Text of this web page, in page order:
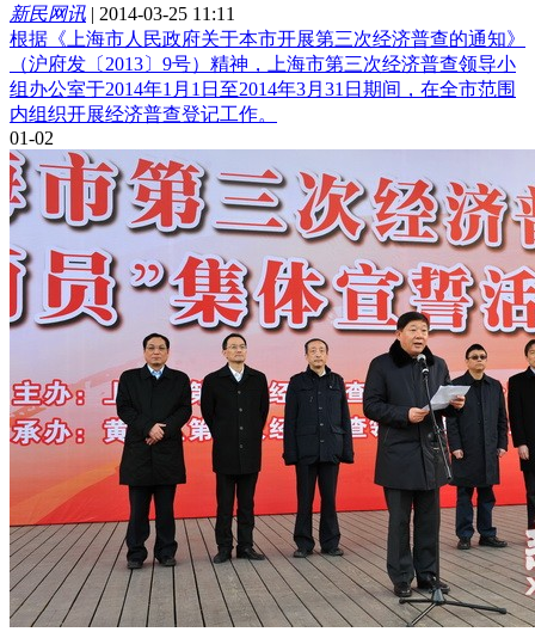
新民网讯 | 2014-03-25 11:11
根据《上海市人民政府关于本市开展第三次经济普查的通知》
（沪府发〔2013〕9号）精神，上海市第三次经济普查领导小
组办公室于2014年1月1日至2014年3月31日期间，在全市范围
内组织开展经济普查登记工作。
01-02